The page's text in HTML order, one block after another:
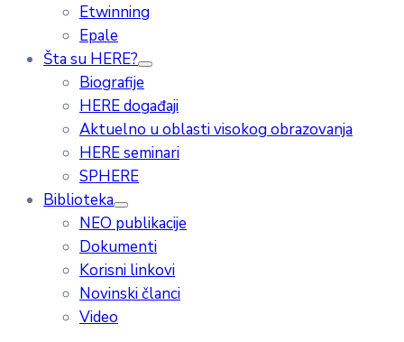
Etwinning
Epale
Šta su HERE?
Biografije
HERE događaji
Aktuelno u oblasti visokog obrazovanja
HERE seminari
SPHERE
Biblioteka
NEO publikacije
Dokumenti
Korisni linkovi
Novinski članci
Video